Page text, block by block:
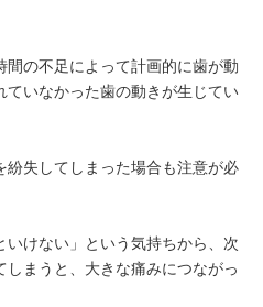
の不足によって計画的に歯が動
ていなかった歯の動きが生じてい
紛失してしまった場合も注意が必
いけない」という気持ちから、次
まうと、大きな痛みにつながっ